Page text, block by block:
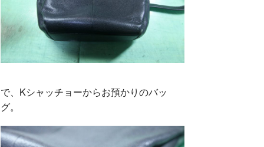
で、Kシャッチョーからお預かりのバッ
グ。